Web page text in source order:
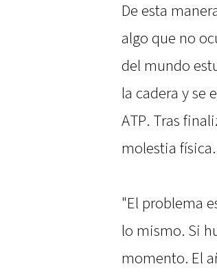
De esta
algo que no
del mundo
la cadera y se
ATP. Tras
molestia física.
"El problema
lo mismo. Si
momento. El